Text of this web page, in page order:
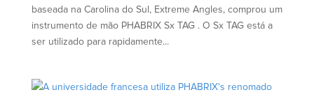
baseada na Carolina do Sul, Extreme Angles, comprou um
instrumento de mão PHABRIX Sx TAG . O Sx TAG está a
ser utilizado para rapidamente...